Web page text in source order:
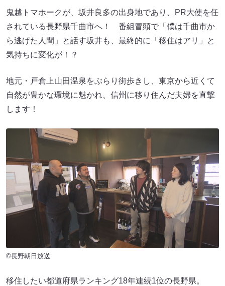
鬼越トマホークが、坂井良多の出身地であり、PR大使を任
されている長野県千曲市へ！ 番組冒頭で「僕は千曲市か
ら逃げた人間」と話す坂井も、最終的に「移住はアリ」と
気持ちに変化が！？
地元・戸倉上山田温泉をぶらり街歩きし、東京から近くて
自然が豊かな環境に魅かれ、信州に移り住んだ夫婦を直撃
します！
©長野朝日放送
移住したい都道府県ランキング18年連続1位の長野県。